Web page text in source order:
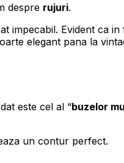
despre rujuri.
impecabil. Evident ca
elegant pana la
este cel al “buzelor
un contur perfect.